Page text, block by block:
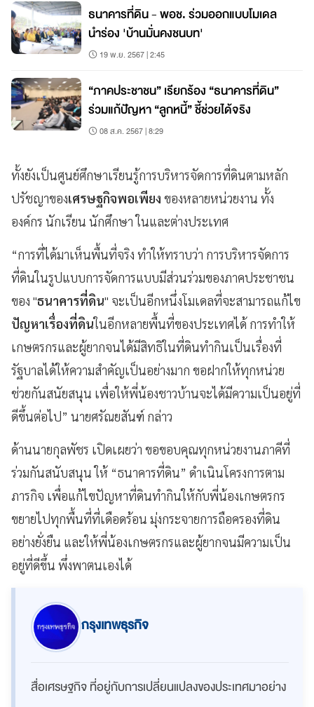
ธนาคารที่ดิน - พอช. ร่วมออกแบบโมเดล
นำร่อง 'บ้านมั่นคงชนบท'
19 พ.ย. 2567 | 2:45
“ภาคประชาชน” เรียกร้อง “ธนาคารที่ดิน”
ร่วมแก้ปัญหา “ลูกหนี้” ชี้ช่วยได้จริง
08 ส.ค. 2567 | 8:29
ทั้งยังเป็นศูนย์ศึกษาเรียนรู้การบริหารจัดการที่ดินตามหลัก
ปรัชญาของเศรษฐกิจพอเพียง ของหลายหน่วยงาน ทั้ง
องค์กร นักเรียน นักศึกษา ในและต่างประเทศ
“การที่ได้มาเห็นพื้นที่จริง ทำให้ทราบว่า การบริหารจัดการ
ที่ดินในรูปแบบการจัดการแบบมีส่วนร่วมของภาคประชาชน
ของ "ธนาคารที่ดิน" จะเป็นอีกหนึ่งโมเดลที่จะสามารถแก้ไข
ปัญหาเรื่องที่ดินในอีกหลายพื้นที่ของประเทศได้ การทำให้
เกษตรกรและผู้ยากจนได้มีสิทธิในที่ดินทำกินเป็นเรื่องที่
รัฐบาลได้ให้ความสำคัญเป็นอย่างมาก ขอฝากให้ทุกหน่วย
ช่วยกันสนัยสนุน เพื่อให้พี่น้องชาวบ้านจะได้มีความเป็นอยู่ที่
ดีขึ้นต่อไป” นายศรัณยสันฑ์ กล่าว
ด้านนายกุลพัชร เปิดเผยว่า ขอขอบคุณทุกหน่วยงานภาคีที่
ร่วมกันสนับสนุน ให้ “ธนาคารที่ดิน” ดำเนินโครงการตาม
ภารกิจ เพื่อแก้ไขปัญหาที่ดินทำกินให้กับพี่น้องเกษตรกร
ขยายไปทุกพื้นที่ที่เดือดร้อน มุ่งกระจายการถือครองที่ดิน
อย่างยั่งยืน และให้พี่น้องเกษตรกรและผู้ยากจนมีความเป็น
อยู่ที่ดีขึ้น พึ่งพาตนเองได้
กรุงเทพธุรกิจ
สื่อเศรษฐกิจ ที่อยู่กับการเปลี่ยนแปลงของประเทศมาอย่าง